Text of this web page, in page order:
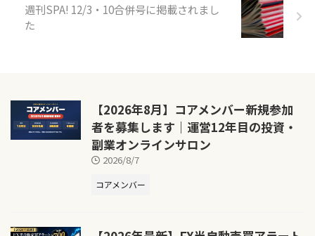
週刊SPA! 12/3・10合併号に掲載されまし
た
【2026年8月】コアメンバー新規参加
者を募集します｜運営12年目の投資・
副業オンラインサロン
2026/8/7
コアメンバー